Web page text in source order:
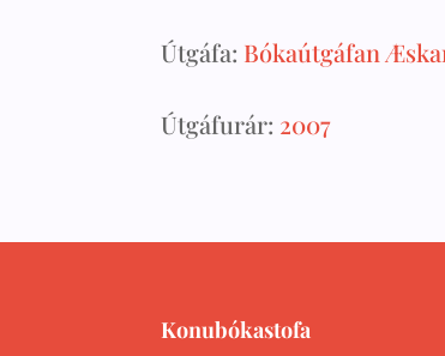
Útgáfa: Bókaútgáfan
Útgáfurár: 2007
Konubókastofa